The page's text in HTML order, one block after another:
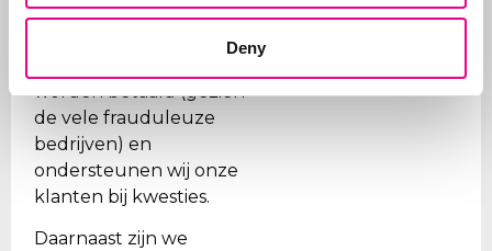
Deny
merken op tijd worden
worden betaald (gezien
de vele frauduleuze
bedrijven) en
ondersteunen wij onze
klanten bij kwesties.
Daarnaast zijn we